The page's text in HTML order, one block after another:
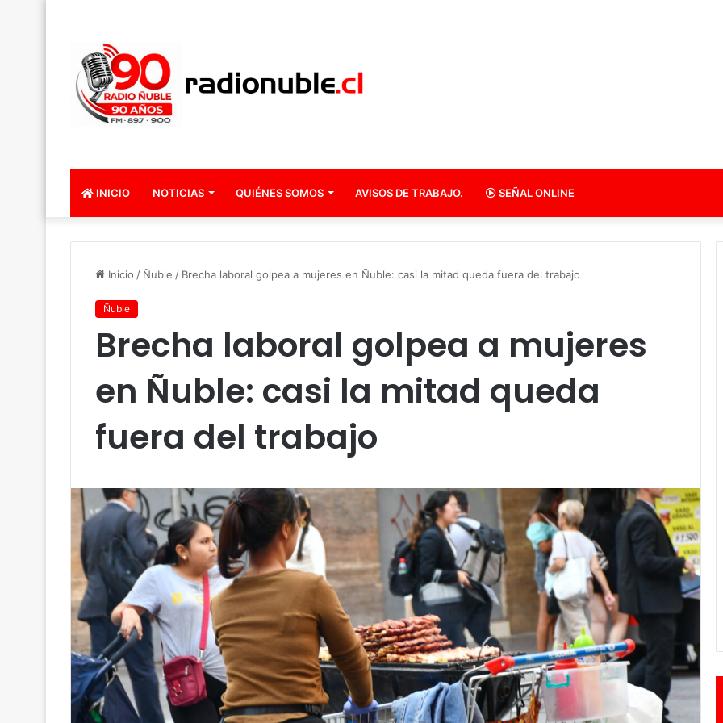
INICIO NOTICIAS QUIÉNES SOMOS AVISOS DE TRABAJO. SEÑAL ONLINE
Inicio / Ñuble / Brecha laboral golpea a mujeres en Ñuble: casi la mitad queda fuera del trabajo
Ñuble
Brecha laboral golpea a mujeres
en Ñuble: casi la mitad queda
fuera del trabajo